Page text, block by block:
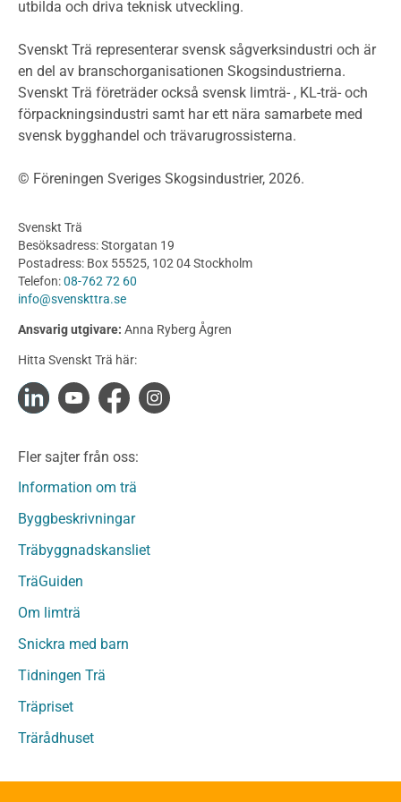
Klimatkalkylator hallar
Projektering av trähus - generellt
Byggsystem
Fasadsystem i skivmaterial
Bullerskärmar och andra utomhuskonstruktioner
Byggnation och utförande
Utförande
Produkter
Konstruktionsvirke
Konstruktionsvirke Behandlat
Konstruktionsvirke Fingerskarvat
Konstruktionsvirke Fingerskarvat Obehandlat
Limträ
Fanerträ
Fanerträ Obehandlat
Träpanel och Utvändig beklädnad Behandlat
Träpanel och utvändig beklädnad Obehandlat
Trägolv
Sågat virke
Sågat virke Behandlat
Övriga träprodukter
Övrigt byggvirke
Underlagsspont
utbilda och driva teknisk utveckling.
Svenskt Trä representerar svensk sågverksindustri och är
en del av branschorganisationen Skogsindustrierna.
Svenskt Trä företräder också svensk limträ- , KL-trä- och
förpackningsindustri samt har ett nära samarbete med
svensk bygghandel och trävarugrossisterna.
© Föreningen Sveriges Skogsindustrier, 2026.
Svenskt Trä
Besöksadress: Storgatan 19
Postadress: Box 55525, 102 04 Stockholm
Telefon:08-762 72 60
info@svenskttra.se
Ansvarig utgivare: Anna Ryberg Ågren
Hitta Svenskt Trä här:
Fler sajter från oss:
Information om trä
Byggbeskrivningar
Träbyggnadskansliet
TräGuiden
Om limträ
Snickra med barn
Tidningen Trä
Träpriset
Trärådhuset